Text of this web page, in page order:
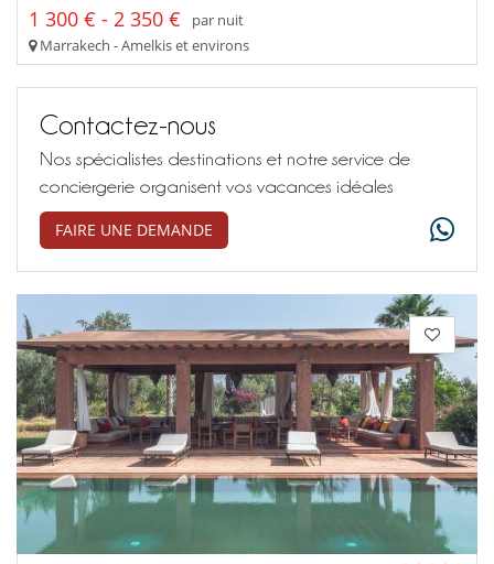
1 300 € - 2 350 €
par nuit
Marrakech - Amelkis et environs
Contactez-nous
Nos spécialistes destinations et notre service de
conciergerie organisent vos vacances idéales
FAIRE UNE DEMANDE